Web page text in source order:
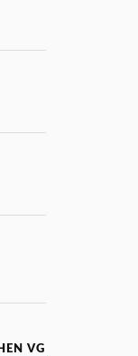
VG